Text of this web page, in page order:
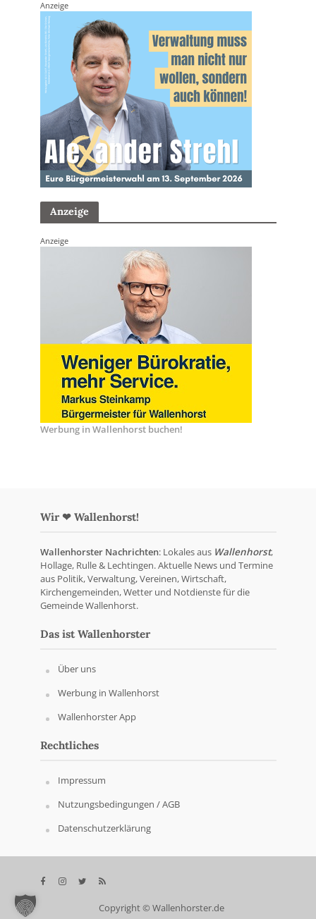
Anzeige
Anzeige
Anzeige
Werbung in Wallenhorst buchen!
Wir ❤ Wallenhorst!
Wallenhorster Nachrichten: Lokales aus Wallenhorst,
Hollage, Rulle & Lechtingen. Aktuelle News und Termine
aus Politik, Verwaltung, Vereinen, Wirtschaft,
Kirchengemeinden, Wetter und Notdienste für die
Gemeinde Wallenhorst.
Das ist Wallenhorster
Über uns
Werbung in Wallenhorst
Wallenhorster App
Rechtliches
Impressum
Nutzungsbedingungen / AGB
Datenschutzerklärung
Copyright © Wallenhorster.de